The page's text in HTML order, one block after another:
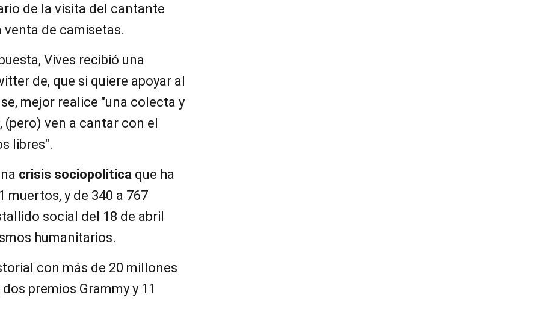
de la visita del cantante
de camisetas.
Vives recibió una
de, que si quiere apoyar al
mejor realice "una colecta y
ven a cantar con el
libres".
crisis sociopolítica que ha
muertos, y de 340 a 767
social del 18 de abril
humanitarios.
con más de 20 millones
premios Grammy y 11